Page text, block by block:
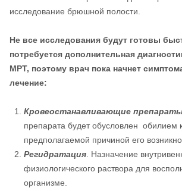
исследование брюшной полости.
Не все исследования будут готовы
потребуется дополнительная
МРТ, поэтому врач пока начнет
лечение:
Кровеостанавливающие
препарата будет обусловлен обилием
предполагаемой причиной его
Регидратация. Назначение
физиологического раствора для
организме.